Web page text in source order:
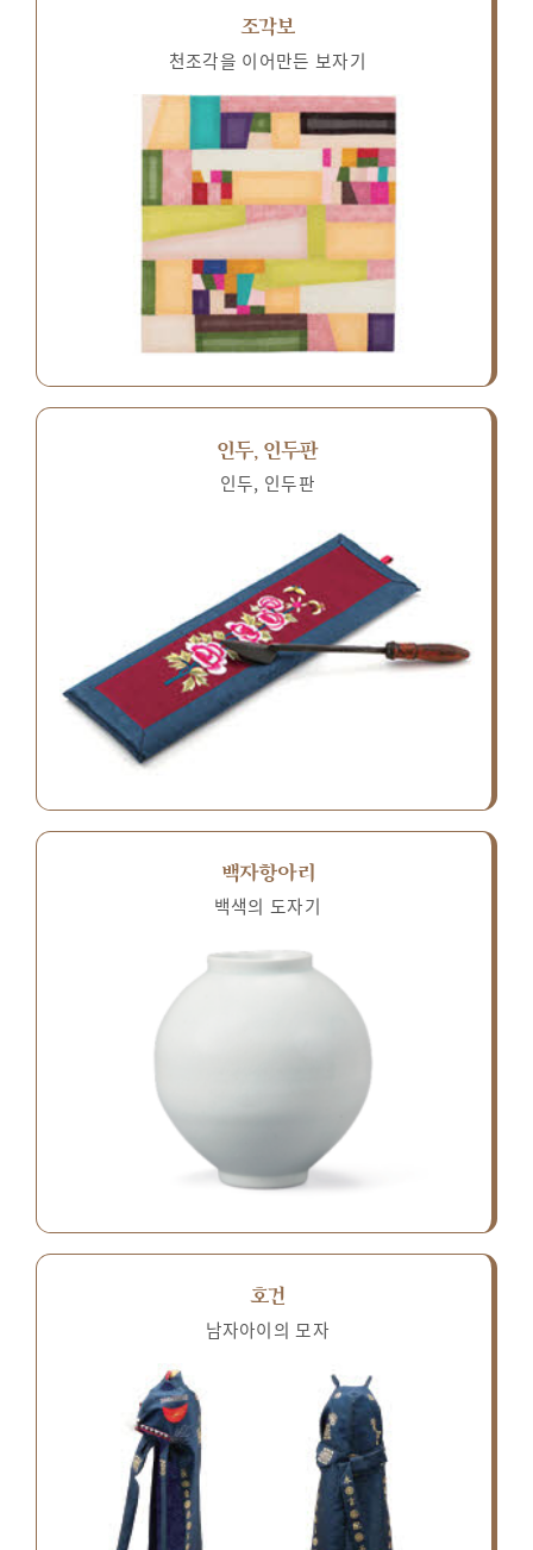
조각보
천조각을 이어만든 보자기
인두, 인두판
인두, 인두판
백자항아리
백색의 도자기
호건
남자아이의 모자